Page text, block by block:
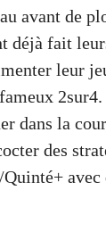
avant de
déjà fait
leur
dans la
des
avec